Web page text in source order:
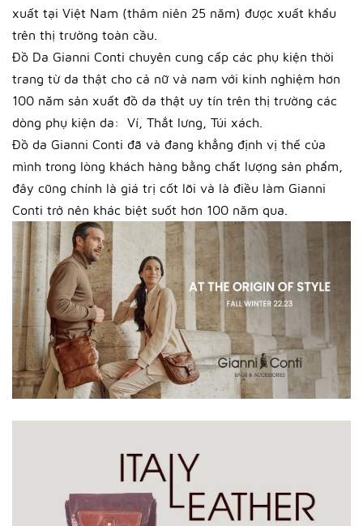
xuất tại Việt Nam (thâm niên 25 năm) được xuất khẩu
trên thị trường toàn cầu.
Đồ Da Gianni Conti chuyên cung cấp các phụ kiện thời
trang từ da thật cho cả nữ và nam với kinh nghiệm hơn
100 năm sản xuất đồ da thật uy tín trên thị trường các
dòng phụ kiện da: Ví, Thắt lưng, Túi xách.
Đồ da Gianni Conti đã và đang khẳng định vị thế của
mình trong lòng khách hàng bằng chất lượng sản phẩm,
đây cũng chính là giá trị cốt lõi và là điều làm Gianni
Conti trở nên khác biệt suốt hơn 100 năm qua.